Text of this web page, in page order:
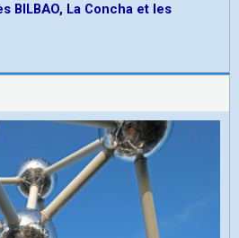
BILBAO, La Concha et les